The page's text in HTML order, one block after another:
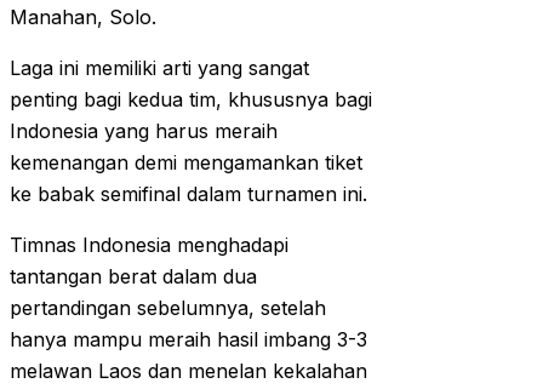
Manahan, Solo.
Laga ini memiliki arti yang sangat
penting bagi kedua tim, khususnya bagi
Indonesia yang harus meraih
kemenangan demi mengamankan tiket
ke babak semifinal dalam turnamen ini.
Timnas Indonesia menghadapi
tantangan berat dalam dua
pertandingan sebelumnya, setelah
hanya mampu meraih hasil imbang 3-3
melawan Laos dan menelan kekalahan